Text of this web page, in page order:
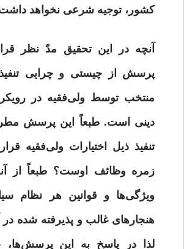
کشور، توجیه شرعی نخواهد
آنچه در این تحقیق مدّ نظر
پرسش از چیستی و چرایی
منتخب توسط ولی‌فقیه در
دینی است. طبعاً این پرسش
تنفیذ ذیل اختیارات ولی‌فقیه
زمره وظائف اوست؟ طبعاً از
ویژگی‌ها و قوانین هر نظام
هنجارهای غالب و پذیرفته شده
لذا در پاسخ به این پرسش‌ها،‌